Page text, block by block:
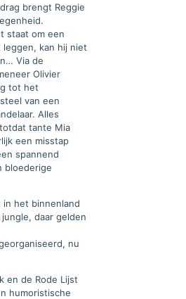
brengt Reggie
staat om een
kan hij niet
Via de
Olivier
tot het
van een
Alles
tante Mia
een misstap
spannend
bloederige
in het binnenland
daar gelden
nu
en de Rode Lijst
humoristische